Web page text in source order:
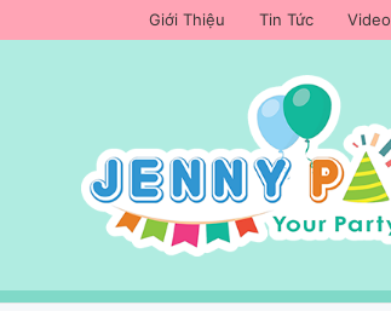
Giới Thiệu Tin Tức Video